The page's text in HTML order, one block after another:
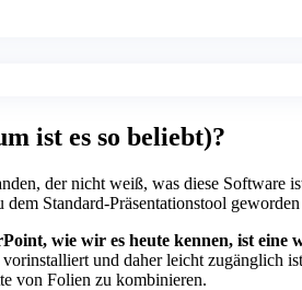
ist es so beliebt)?
der nicht weiß, was diese
Standard-Präsentationstool
wie wir es heute kennen, ist eine
und daher leicht zugänglich
von Folien zu kombinieren.